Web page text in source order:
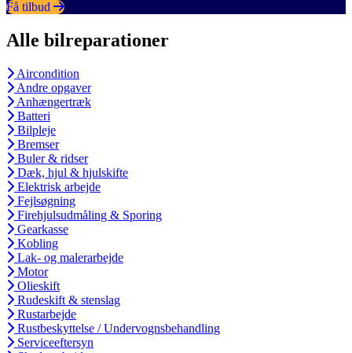
Få tilbud
Alle bilreparationer
Aircondition
Andre opgaver
Anhængertræk
Batteri
Bilpleje
Bremser
Buler & ridser
Dæk, hjul & hjulskifte
Elektrisk arbejde
Fejlsøgning
Firehjulsudmåling & Sporing
Gearkasse
Kobling
Lak- og malerarbejde
Motor
Olieskift
Rudeskift & stenslag
Rustarbejde
Rustbeskyttelse / Undervognsbehandling
Serviceeftersyn